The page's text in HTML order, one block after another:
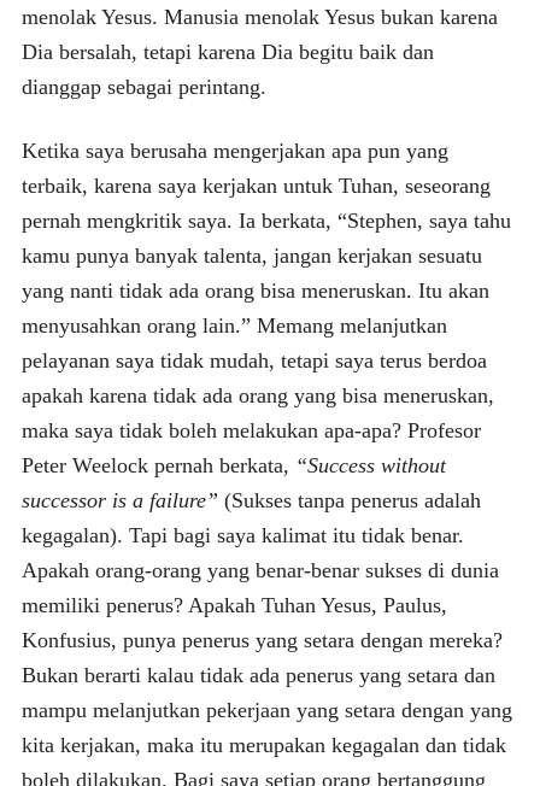
menolak Yesus. Manusia menolak Yesus bukan karena
Dia bersalah, tetapi karena Dia begitu baik dan
dianggap sebagai perintang.
Ketika saya berusaha mengerjakan apa pun yang
terbaik, karena saya kerjakan untuk Tuhan, seseorang
pernah mengkritik saya. Ia berkata, “Stephen, saya tahu
kamu punya banyak talenta, jangan kerjakan sesuatu
yang nanti tidak ada orang bisa meneruskan. Itu akan
menyusahkan orang lain.” Memang melanjutkan
pelayanan saya tidak mudah, tetapi saya terus berdoa
apakah karena tidak ada orang yang bisa meneruskan,
maka saya tidak boleh melakukan apa-apa? Profesor
Peter Weelock pernah berkata, “Success without
successor is a failure” (Sukses tanpa penerus adalah
kegagalan). Tapi bagi saya kalimat itu tidak benar.
Apakah orang-orang yang benar-benar sukses di dunia
memiliki penerus? Apakah Tuhan Yesus, Paulus,
Konfusius, punya penerus yang setara dengan mereka?
Bukan berarti kalau tidak ada penerus yang setara dan
mampu melanjutkan pekerjaan yang setara dengan yang
kita kerjakan, maka itu merupakan kegagalan dan tidak
boleh dilakukan. Bagi saya setiap orang bertanggung